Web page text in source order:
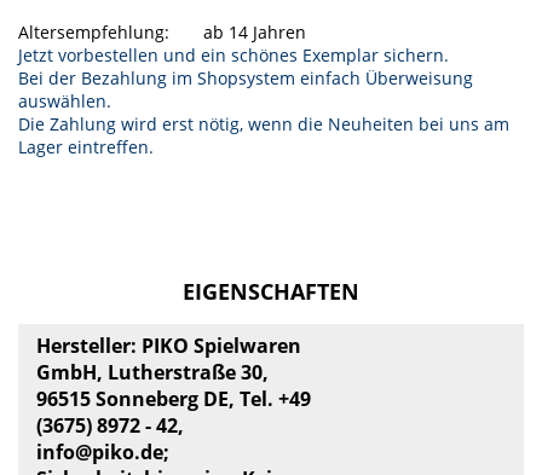
Altersempfehlung:
ab 14 Jahren
Jetzt vorbestellen und ein schönes Exemplar sichern.
Bei der Bezahlung im Shopsystem einfach Überweisung
auswählen.
Die Zahlung wird erst nötig, wenn die Neuheiten bei uns am
Lager eintreffen.
EIGENSCHAFTEN
Hersteller: PIKO Spielwaren
GmbH, Lutherstraße 30,
96515 Sonneberg DE, Tel. +49
(3675) 8972 - 42,
info@piko.de;